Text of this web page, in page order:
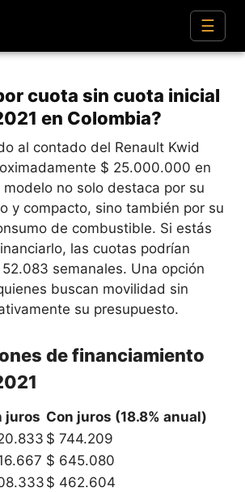
☰
cuota sin cuota inicial
en Colombia?
al contado del Renault Kwid
$ 25.000.000 en
modelo no solo destaca por su
y compacto, sino también por su
de combustible. Si estás
las cuotas podrían
semanales. Una opción
buscan movilidad sin
su presupuesto.
de financiamiento
juros Con juros (18.8% anual)
$ 744.209
$ 645.080
$ 462.604